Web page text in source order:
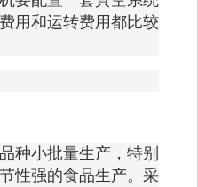
用和运转费用都比较
种小批量生产，特别
性强的食品生产。采